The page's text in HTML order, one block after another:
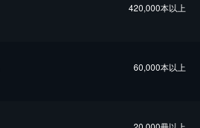
420,000本以上
60,000本以上